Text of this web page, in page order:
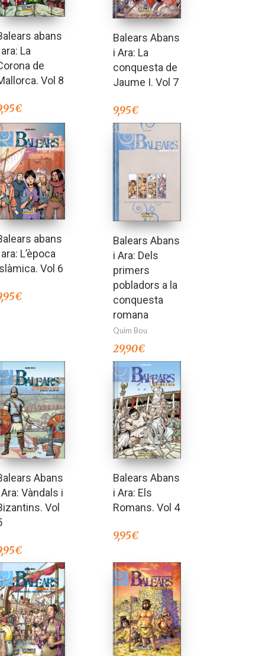
abans
La
de
Vol 8
€
Balears Abans
i Ara: La
conquesta de
Jaume I. Vol 7
9,95€
abans
L’època
Vol 6
€
Balears Abans
i Ara: Dels
primers
pobladors a la
conquesta
romana
Quim Bou
29,90€
Abans
Vàndals i
Vol
€
Balears Abans
i Ara: Els
Romans. Vol 4
9,95€